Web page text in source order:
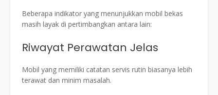
Beberapa indikator yang menunjukkan mobil bekas
masih layak di pertimbangkan antara lain:
Riwayat Perawatan Jelas
Mobil yang memiliki catatan servis rutin biasanya lebih
terawat dan minim masalah.